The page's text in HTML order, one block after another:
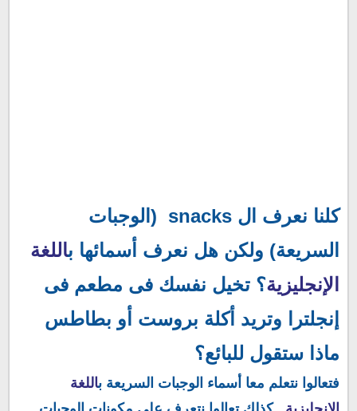
كلنا نعرف ال snacks (الوجبات
السريعة) ولكن هل نعرف أسمائها باللغة
الإنجليزية؟ تخيل نفسك فى مطعم فى
إنجلترا وتريد أكلة بروست أو بطاطس
ماذا ستقول للبائع؟
فتعالوا نتعلم معا أسماء الوجبات السريعة باللغة